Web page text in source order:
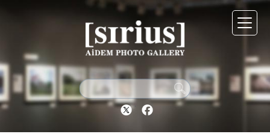
Twitter Facebook
シリウスについて
展示スケジュール